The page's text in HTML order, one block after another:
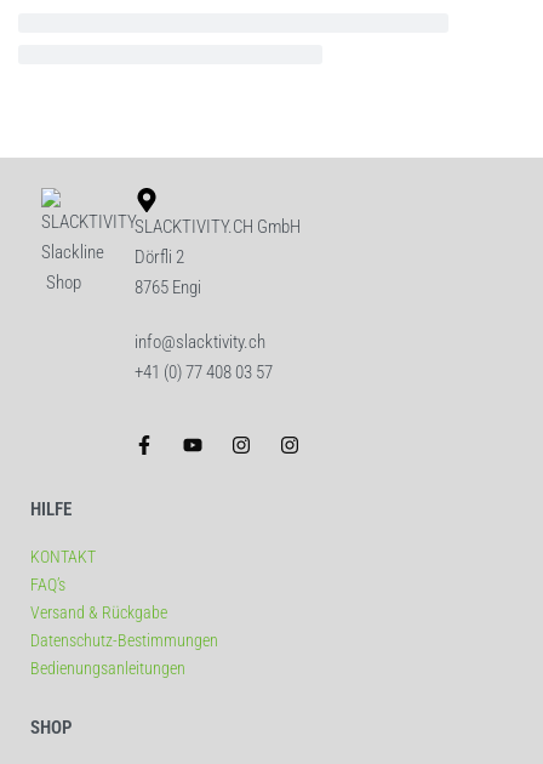
SLACKTIVITY.CH GmbH
Dörfli 2
8765 Engi
info@slacktivity.ch
+41 (0) 77 408 03 57
HILFE
KONTAKT
FAQ’s
Versand & Rückgabe
Datenschutz-Bestimmungen
Bedienungsanleitungen
SHOP